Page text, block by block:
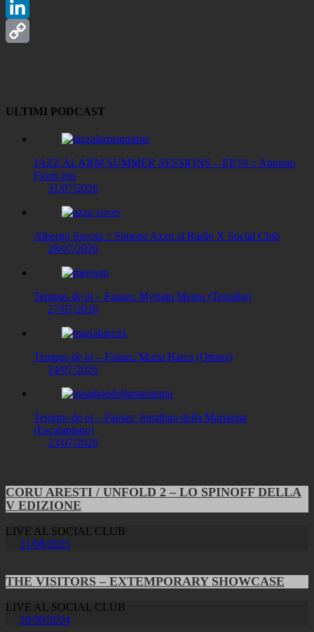
Telegram
LinkedIn
ULTIMI PODCAST
JAZZ ALARM SUMMER SESSIONS – EP.19 :: Antonio
Floris trio
31/07/2026
Albergo Savoia :: Simone Azzu al Radio X Social Club
28/07/2026
Tempus de oi – Fainas: Myriam Mereu (Terralba)
27/07/2026
Tempus de oi – Fainas: Maria Barca (Ottana)
24/07/2026
Tempus de oi – Fainas: Jonathan della Marianna
(Escalaplano)
23/07/2026
CORU ARESTI / UNFOLD 2 – LO SPINOFF DELLA
V EDIZIONE
LIVE AL SOCIAL CLUB
11/08/2025
THE VISITORS – EXTEMPORARY SHOWCASE
LIVE AL SOCIAL CLUB
20/09/2024